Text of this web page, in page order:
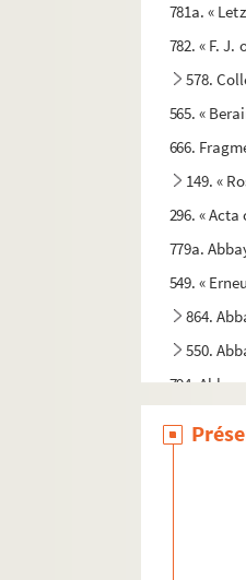
781a. «
782. « F.
578.
565. «
666.
149. «
296. «
779a.
549. «
864.
550.
794.
551. «